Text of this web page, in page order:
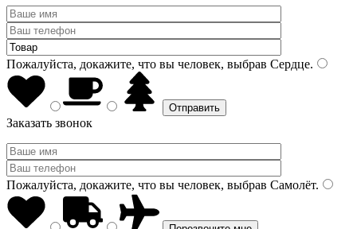
Пожалуйста, докажите, что вы человек, выбрав Сердце.
Заказать звонок
Пожалуйста, докажите, что вы человек, выбрав Самолёт.